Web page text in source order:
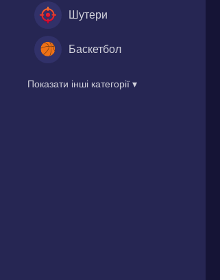
Шутери
Баскетбол
Показати інші категорії ▾